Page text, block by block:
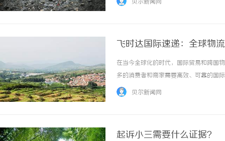
贝尔新闻网
飞时达国际速递：全球物
在当今全球化的时代，国际贸易和跨国
多的消费者和商家需要高效、可靠的国
人寄递包裹的优选之地。飞时达国际速
贝尔新闻网
起诉小三需要什么证据？